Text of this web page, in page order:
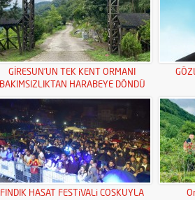
GİRESUN’UN TEK KENT ORMANI
BAKIMSIZLIKTAN HARABEYE DÖNDÜ
FINDIK HASAT FESTiVALi COSKUYLA